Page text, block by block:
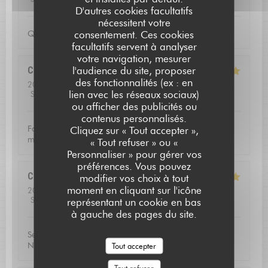
D'autres cookies facultatifs
nécessitent votre
consentement. Ces cookies
facultatifs servent à analyser
votre navigation, mesurer
l'audience du site, proposer
des fonctionnalités (ex : en
lien avec les réseaux sociaux)
ou afficher des publicités ou
contenus personnalisés.
Cliquez sur « Tout accepter »,
« Tout refuser » ou «
Personnaliser » pour gérer vos
préférences. Vous pouvez
modifier vos choix à tout
moment en cliquant sur l'icône
représentant un cookie en bas
à gauche des pages du site.
Tout accepter
Qualite de l'accueil
Christoffer N
2026-07-23
- 13:15 - Couverts 2
Service
Ambiance 4/5 Cuisine: 5 /5 Qualité / Prix
Fantastic food and good service. Defininetly worth a
michelin star
Catherine
2026-07-16- 20:00 - Couverts 3
Service
/5 Ambiance: 5/5 Cuisine: 5/5 Qualité / Prix
Service excellent, la qualité du repas était exceptionnel.
Nous avons passé une soirée très agréable!
L'AUBERGE SAINT JEAN